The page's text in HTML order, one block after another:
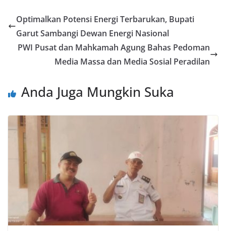
Optimalkan Potensi Energi Terbarukan, Bupati
Garut Sambangi Dewan Energi Nasional
PWI Pusat dan Mahkamah Agung Bahas Pedoman
Media Massa dan Media Sosial Peradilan
Anda Juga Mungkin Suka